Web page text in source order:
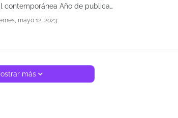
contemporánea Año de publica…
mayo 12, 2023
más